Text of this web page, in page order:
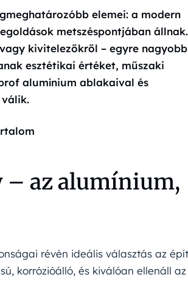
elemei: a modern
metszéspontjában állnak.
kivitelezőkről – egyre
esztétikai értéket, műszaki
alumínium ablakaival és
– az alumínium,
révén ideális választás az
korrózióálló, és kiválóan ellenáll az